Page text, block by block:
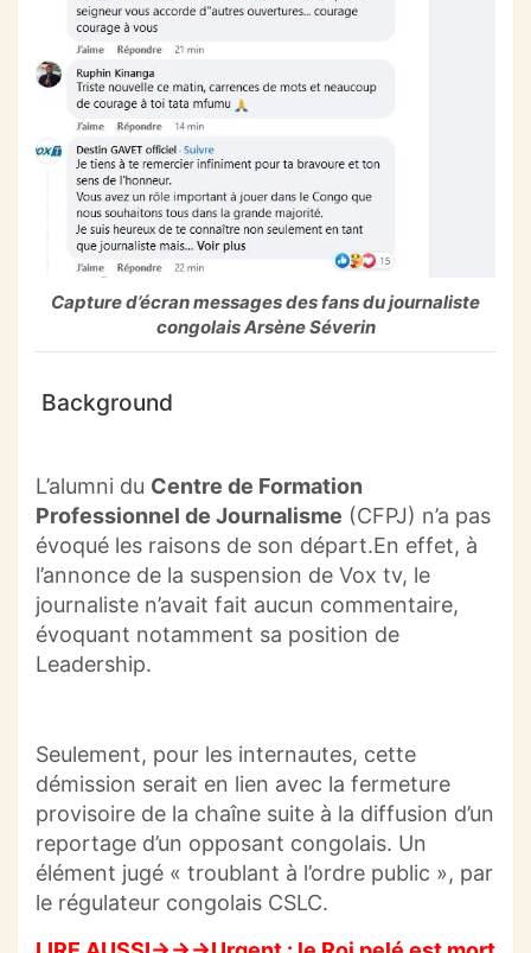
Capture d’écran messages des fans du journaliste
congolais Arsène Séverin
Background
L’alumni du Centre de Formation
Professionnel de Journalisme (CFPJ) n’a pas
évoqué les raisons de son départ.En effet, à
l’annonce de la suspension de Vox tv, le
journaliste n’avait fait aucun commentaire,
évoquant notamment sa position de
Leadership.
Seulement, pour les internautes, cette
démission serait en lien avec la fermeture
provisoire de la chaîne suite à la diffusion d’un
reportage d’un opposant congolais. Un
élément jugé « troublant à l’ordre public », par
le régulateur congolais CSLC.